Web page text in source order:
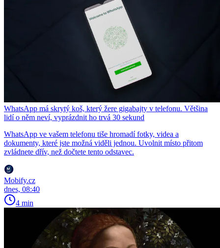
WhatsApp má skrytý koš, který žere gigabajty v telefonu. Většina
lidí o něm neví, vyprázdnit ho trvá 30 sekund
WhatsApp ve vašem telefonu tiše hromadí fotky, videa a
dokumenty, které jste možná viděli jednou. Uvolnit místo přitom
zvládnete dřív, než dočtete tento odstavec.
Mobify.cz
dnes, 08:40
4 min